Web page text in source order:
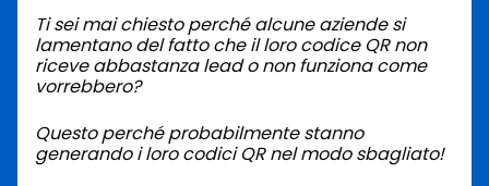
Ti sei mai chiesto perché alcune aziende si
lamentano del fatto che il loro codice QR non
riceve abbastanza lead o non funziona come
vorrebbero?
Questo perché probabilmente stanno
generando i loro codici QR nel modo sbagliato!